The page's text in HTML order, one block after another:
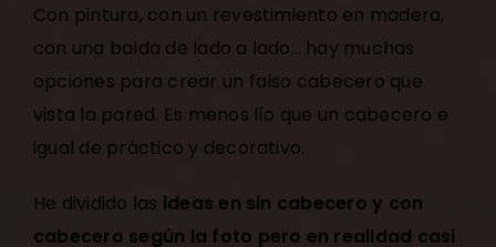
Con pintura, con un revestimiento en madera,
con una balda de lado a lado… hay muchas
opciones para crear un falso cabecero que
vista la pared. Es menos lío que un cabecero e
igual de práctico y decorativo.
He dividido las ideas en sin cabecero y con
cabecero según la foto pero en realidad casi